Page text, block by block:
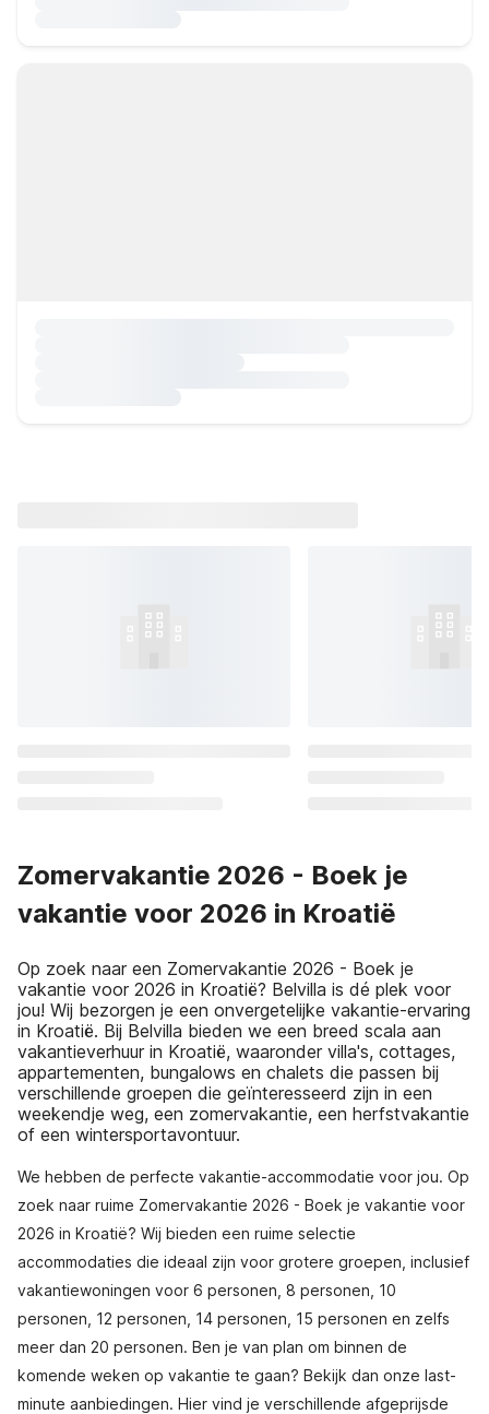
Zomervakantie 2026 - Boek je
vakantie voor 2026 in Kroatië
Op zoek naar een Zomervakantie 2026 - Boek je
vakantie voor 2026 in Kroatië? Belvilla is dé plek voor
jou! Wij bezorgen je een onvergetelijke vakantie-ervaring
in Kroatië. Bij Belvilla bieden we een breed scala aan
vakantieverhuur in Kroatië, waaronder villa's, cottages,
appartementen, bungalows en chalets die passen bij
verschillende groepen die geïnteresseerd zijn in een
weekendje weg, een zomervakantie, een herfstvakantie
of een wintersportavontuur.
We hebben de perfecte vakantie-accommodatie voor jou. Op
zoek naar ruime Zomervakantie 2026 - Boek je vakantie voor
2026 in Kroatië? Wij bieden een ruime selectie
accommodaties die ideaal zijn voor grotere groepen, inclusief
vakantiewoningen voor 6 personen, 8 personen, 10
personen, 12 personen, 14 personen, 15 personen en zelfs
meer dan 20 personen. Ben je van plan om binnen de
komende weken op vakantie te gaan? Bekijk dan onze last-
minute aanbiedingen. Hier vind je verschillende afgeprijsde